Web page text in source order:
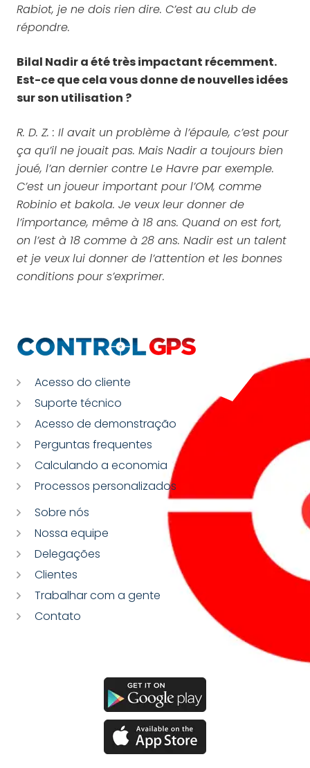
Rabiot, je ne dois rien dire. C’est au club de
répondre.
Bilal Nadir a été très impactant récemment.
Est-ce que cela vous donne de nouvelles idées
sur son utilisation ?
R. D. Z. : Il avait un problème à l’épaule, c’est pour
ça qu’il ne jouait pas. Mais Nadir a toujours bien
joué, l’an dernier contre Le Havre par exemple.
C’est un joueur important pour l’OM, comme
Robinio et bakola. Je veux leur donner de
l’importance, même à 18 ans. Quand on est fort,
on l’est à 18 comme à 28 ans. Nadir est un talent
et je veux lui donner de l’attention et les bonnes
conditions pour s’exprimer.
Acesso do cliente
Suporte técnico
Acesso de demonstração
Perguntas frequentes
Calculando a economia
Processos personalizados
Sobre nós
Nossa equipe
Delegações
Clientes
Trabalhar com a gente
Contato